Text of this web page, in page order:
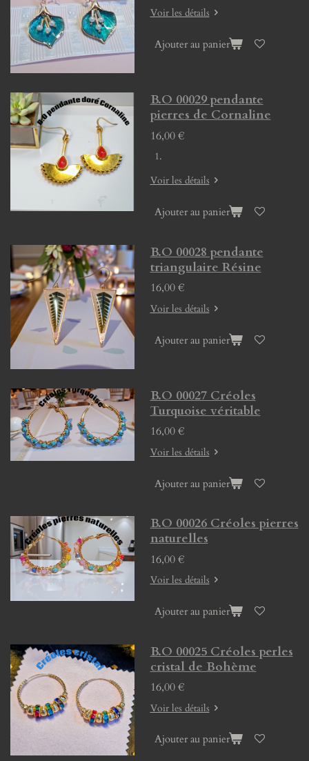
Voir les détails
Ajouter au panier
B.O 00029 pendante
pierres de Cornaline
16,00 €
Voir les détails
Ajouter au panier
B.O 00028 pendante
triangulaire Résine
16,00 €
Voir les détails
Ajouter au panier
B.O 00027 Créoles
Turquoise véritable
16,00 €
Voir les détails
Ajouter au panier
B.O 00026 Créoles pierres
naturelles
16,00 €
Voir les détails
Ajouter au panier
B.O 00025 Créoles perles
cristal de Bohème
16,00 €
Voir les détails
Ajouter au panier